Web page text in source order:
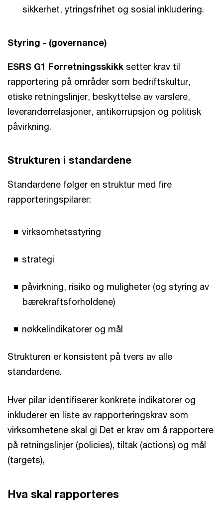
sikkerhet, ytringsfrihet og sosial inkludering.
Styring - (governance)
ESRS G1 Forretningsskikk setter krav til
rapportering på områder som bedriftskultur,
etiske retningslinjer, beskyttelse av varslere,
leverandørrelasjoner, antikorrupsjon og politisk
påvirkning.
Strukturen i standardene
Standardene følger en struktur med fire
rapporteringspilarer:
virksomhetsstyring
strategi
påvirkning, risiko og muligheter (og styring av
bærekraftsforholdene)
nøkkelindikatorer og mål
Strukturen er konsistent på tvers av alle
standardene.
Hver pilar identifiserer konkrete indikatorer og
inkluderer en liste av rapporteringskrav som
virksomhetene skal gi Det er krav om å rapportere
på retningslinjer (policies), tiltak (actions) og mål
(targets),
Hva skal rapporteres